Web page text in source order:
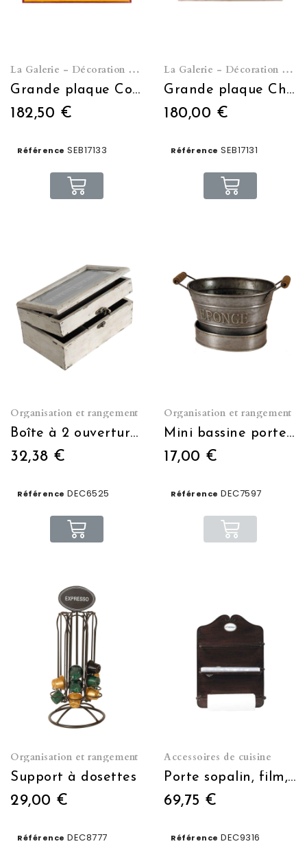
La Galerie - Décoration murale
Grande plaque Confitures 122,5 x 73,5 cm
182,50 €
Référence SEB17133
La Galerie - Décoration murale
Grande plaque Chocolaterie 122,5 x 73,5 cm
180,00 €
Référence SEB17131
Organisation et rangement
Boîte à 2 ouvertures "Ma petite épicerie"
32,38 €
Référence DEC6525
Organisation et rangement
Mini bassine porte savon couleur zinc
17,00 €
Référence DEC7597
Organisation et rangement
Support à dosettes
29,00 €
Référence DEC8777
Accessoires de cuisine
Porte sopalin, film, alu
69,75 €
Référence DEC9316